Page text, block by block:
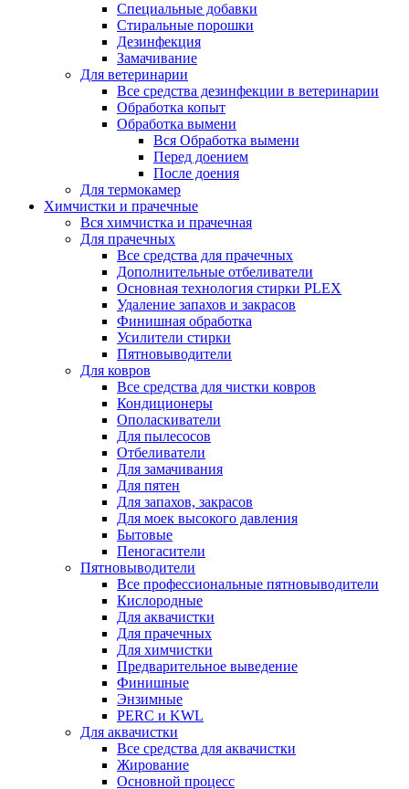
Специальные добавки
Стиральные порошки
Дезинфекция
Замачивание
Для ветеринарии
Все средства дезинфекции в ветеринарии
Обработка копыт
Обработка вымени
Вся Обработка вымени
Перед доением
После доения
Для термокамер
Химчистки и прачечные
Вся химчистка и прачечная
Для прачечных
Все средства для прачечных
Дополнительные отбеливатели
Основная технология стирки PLEX
Удаление запахов и закрасов
Финишная обработка
Усилители стирки
Пятновыводители
Для ковров
Все средства для чистки ковров
Кондиционеры
Ополаскиватели
Для пылесосов
Отбеливатели
Для замачивания
Для пятен
Для запахов, закрасов
Для моек высокого давления
Бытовые
Пеногасители
Пятновыводители
Все профессиональные пятновыводители
Кислородные
Для аквачистки
Для прачечных
Для химчистки
Предварительное выведение
Финишные
Энзимные
PERC и KWL
Для аквачистки
Все средства для аквачистки
Жирование
Основной процесс